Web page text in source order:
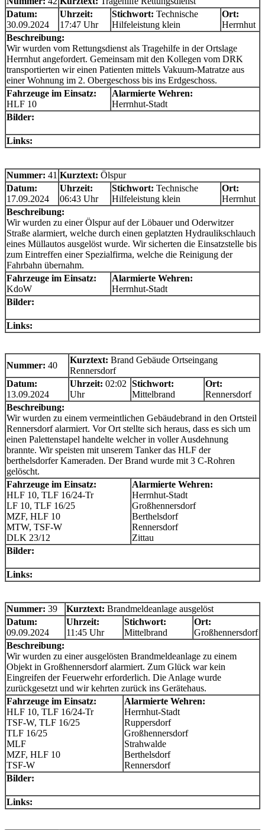
Datum:
30.09.2024
Uhrzeit:
17:47 Uhr
Stichwort: Technische
Hilfeleistung klein
Ort:
Herrnhut
Beschreibung:
Wir wurden vom Rettungsdienst als Tragehilfe in der Ortslage
Herrnhut angefordert. Gemeinsam mit den Kollegen vom DRK
transportierten wir einen Patienten mittels Vakuum-Matratze aus
einer Wohnung im 2. Obergeschoss bis ins Erdgeschoss.
Fahrzeuge im Einsatz:
HLF 10
Alarmierte Wehren:
Herrnhut-Stadt
Bilder:
Links:
Nummer: 41 Kurztext: Ölspur
Datum:
17.09.2024
Uhrzeit:
06:43 Uhr
Stichwort: Technische
Hilfeleistung klein
Ort:
Herrnhut
Beschreibung:
Wir wurden zu einer Ölspur auf der Löbauer und Oderwitzer
Straße alarmiert, welche durch einen geplatzten Hydraulikschlauch
eines Müllautos ausgelöst wurde. Wir sicherten die Einsatzstelle bis
zum Eintreffen einer Spezialfirma, welche die Reinigung der
Fahrbahn übernahm.
Fahrzeuge im Einsatz:
KdoW
Alarmierte Wehren:
Herrnhut-Stadt
Bilder:
Links:
Nummer: 40
Kurztext: Brand Gebäude Ortseingang
Rennersdorf
Datum:
13.09.2024
Uhrzeit: 02:02
Uhr
Stichwort:
Mittelbrand
Ort:
Rennersdorf
Beschreibung:
Wir wurden zu einem vermeintlichen Gebäudebrand in den Ortsteil
Rennersdorf alarmiert. Vor Ort stellte sich heraus, dass es sich um
einen Palettenstapel handelte welcher in voller Ausdehnung
brannte. Wir speisten mit unserem Tanker das HLF der
berthelsdorfer Kameraden. Der Brand wurde mit 3 C-Rohren
gelöscht.
Fahrzeuge im Einsatz:
HLF 10, TLF 16/24-Tr
LF 10, TLF 16/25
MZF, HLF 10
MTW, TSF-W
DLK 23/12
Alarmierte Wehren:
Herrnhut-Stadt
Großhennersdorf
Berthelsdorf
Rennersdorf
Zittau
Bilder:
Links:
Nummer: 39 Kurztext: Brandmeldeanlage ausgelöst
Datum:
09.09.2024
Uhrzeit:
11:45 Uhr
Stichwort:
Mittelbrand
Ort:
Großhennersdorf
Beschreibung:
Wir wurden zu einer ausgelösten Brandmeldeanlage zu einem
Objekt in Großhennersdorf alarmiert. Zum Glück war kein
Eingreifen der Feuerwehr erforderlich. Die Anlage wurde
zurückgesetzt und wir kehrten zurück ins Gerätehaus.
Fahrzeuge im Einsatz:
HLF 10, TLF 16/24-Tr
TSF-W, TLF 16/25
TLF 16/25
MLF
MZF, HLF 10
TSF-W
Alarmierte Wehren:
Herrnhut-Stadt
Ruppersdorf
Großhennersdorf
Strahwalde
Berthelsdorf
Rennersdorf
Bilder:
Links: